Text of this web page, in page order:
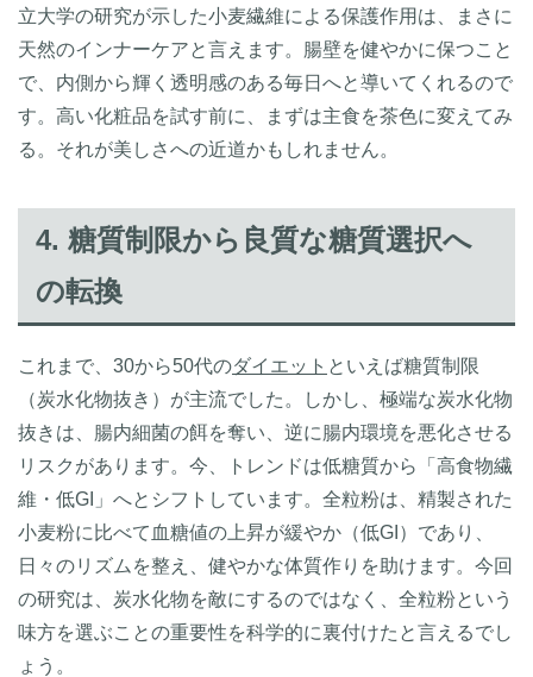
立大学の研究が示した小麦繊維による保護作用は、まさに
天然のインナーケアと言えます。腸壁を健やかに保つこと
で、内側から輝く透明感のある毎日へと導いてくれるので
す。高い化粧品を試す前に、まずは主食を茶色に変えてみ
る。それが美しさへの近道かもしれません。
4. 糖質制限から良質な糖質選択へ
の転換
これまで、30から50代のダイエット といえば糖質制限
（炭水化物抜き）が主流でした。しかし、極端な炭水化物
抜きは、腸内細菌の餌を奪い、逆に腸内環境を悪化させる
リスクがあります。今、トレンドは低糖質から「高食物繊
維・低GI」へとシフトしています。全粒粉は、精製された
小麦粉に比べて血糖値の上昇が緩やか（低GI）であり、
日々のリズムを整え、健やかな体質作りを助けます。今回
の研究は、炭水化物を敵にするのではなく、全粒粉という
味方を選ぶことの重要性を科学的に裏付けたと言えるでし
ょう。